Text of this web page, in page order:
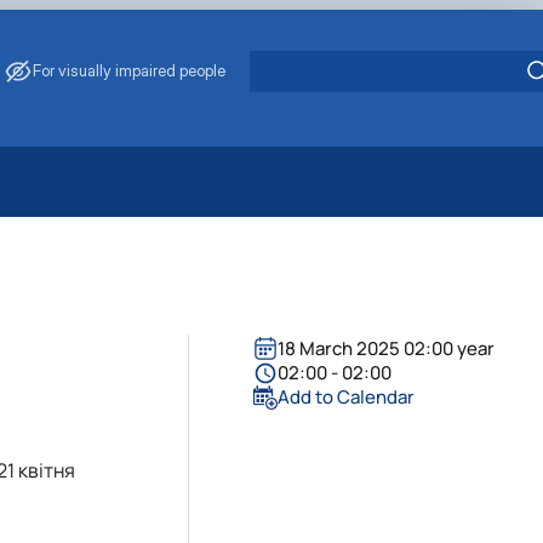
For visually impaired people
Saving
Eco-Safe and Organic Products
квітня
18 March 2025 02:00 year
02:00 - 02:00
Add to Calendar